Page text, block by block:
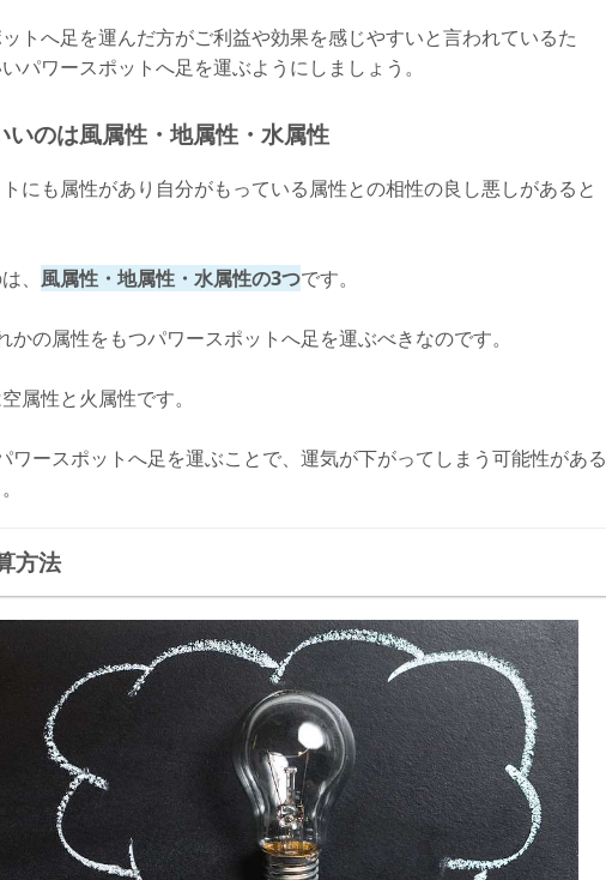
トへ足を運んだ方がご利益や効果を感じやすいと言われているた
パワースポットへ足を運ぶようにしましょう。
いのは風属性・地属性・水属性
にも属性があり自分がもっている属性との相性の良し悪しがあると
、 風属性・地属性・水属性の3つです。
かの属性をもつパワースポットへ足を運ぶべきなのです。
属性と火属性です。
ワースポットへ足を運ぶことで、運気が下がってしまう可能性がある
方法